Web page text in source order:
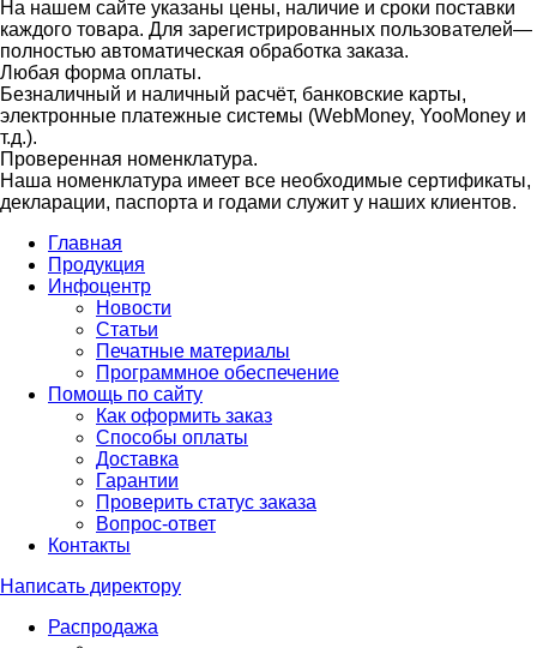
На нашем сайте указаны цены, наличие и сроки поставки
каждого товара. Для зарегистрированных пользователей—
полностью автоматическая обработка заказа.
Любая форма оплаты.
Безналичный и наличный расчёт, банковские карты,
электронные платежные системы (WebMoney, YooMoney и
т.д.).
Проверенная номенклатура.
Наша номенклатура имеет все необходимые сертификаты,
декларации, паспорта и годами служит у наших клиентов.
Главная
Продукция
Инфоцентр
Новости
Статьи
Печатные материалы
Программное обеспечение
Помощь по сайту
Как оформить заказ
Способы оплаты
Доставка
Гарантии
Проверить статус заказа
Вопрос-ответ
Контакты
Написать директору
Распродажа